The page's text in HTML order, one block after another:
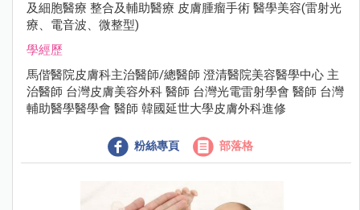
及細胞醫療 整合及輔助醫療 ⽪膚腫瘤⼿術 醫學美容(雷射光
療、電⾳波、微整型)
學經歷
⾺偕醫院⽪膚科主治醫師/總醫師 澄清醫院美容醫學中⼼ 主
治醫師 台灣⽪膚美容外科 醫師 台灣光電雷射學會 醫師 台灣
輔助醫學醫學會 醫師 韓國延世⼤學⽪膚外科進修
粉絲專頁 部落格